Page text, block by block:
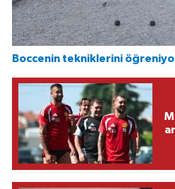
Boccenin tekniklerini